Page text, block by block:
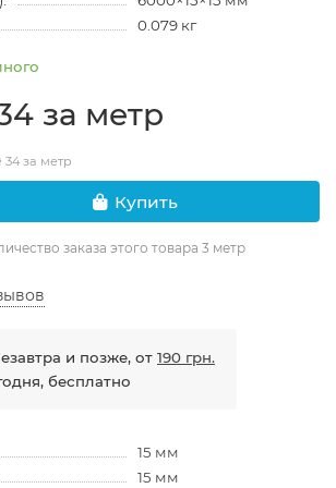
0.079 кг
за метр
за метр
Купить
заказа этого товара 3 метр
и позже, от 190 грн.
бесплатно
15 мм
15 мм